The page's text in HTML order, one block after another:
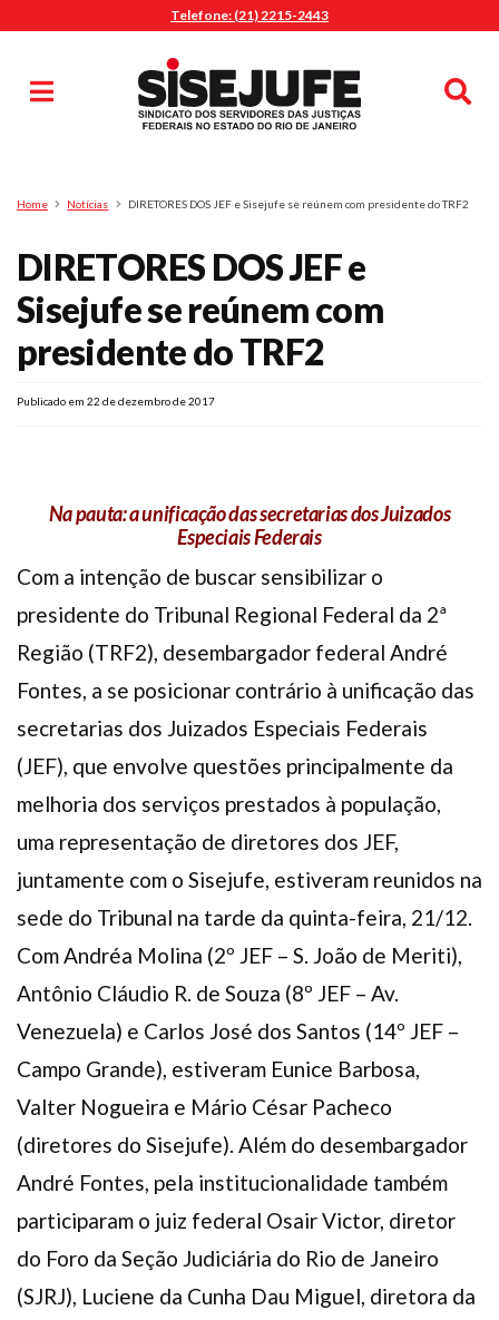
Telefone: (21) 2215-2443
Pesquisa
Home Notícias DIRETORES DOS JEF e Sisejufe se reúnem com presidente do TRF2
DIRETORES DOS JEF e
Sisejufe se reúnem com
presidente do TRF2
Publicado em 22 de dezembro de 2017
Na pauta: a unificação das secretarias dos Juizados
Especiais Federais
Com a intenção de buscar sensibilizar o
presidente do Tribunal Regional Federal da 2ª
Região (TRF2), desembargador federal André
Fontes, a se posicionar contrário à unificação das
secretarias dos Juizados Especiais Federais
(JEF), que envolve questões principalmente da
melhoria dos serviços prestados à população,
uma representação de diretores dos JEF,
juntamente com o Sisejufe, estiveram reunidos na
sede do Tribunal na tarde da quinta-feira, 21/12.
Com Andréa Molina (2º JEF – S. João de Meriti),
Antônio Cláudio R. de Souza (8º JEF – Av.
Venezuela) e Carlos José dos Santos (14º JEF –
Campo Grande), estiveram Eunice Barbosa,
Valter Nogueira e Mário César Pacheco
(diretores do Sisejufe). Além do desembargador
André Fontes, pela institucionalidade também
participaram o juiz federal Osair Victor, diretor
do Foro da Seção Judiciária do Rio de Janeiro
(SJRJ), Luciene da Cunha Dau Miguel, diretora da
MENU
Sindicalize-se
Diretoria
O Sindicato
Agenda
Casa do Alto
Sede Campestre
Plano de Saúde
Pós-graduação
FacebookInstagramTwitter YoutubeTikTok Whatsapp